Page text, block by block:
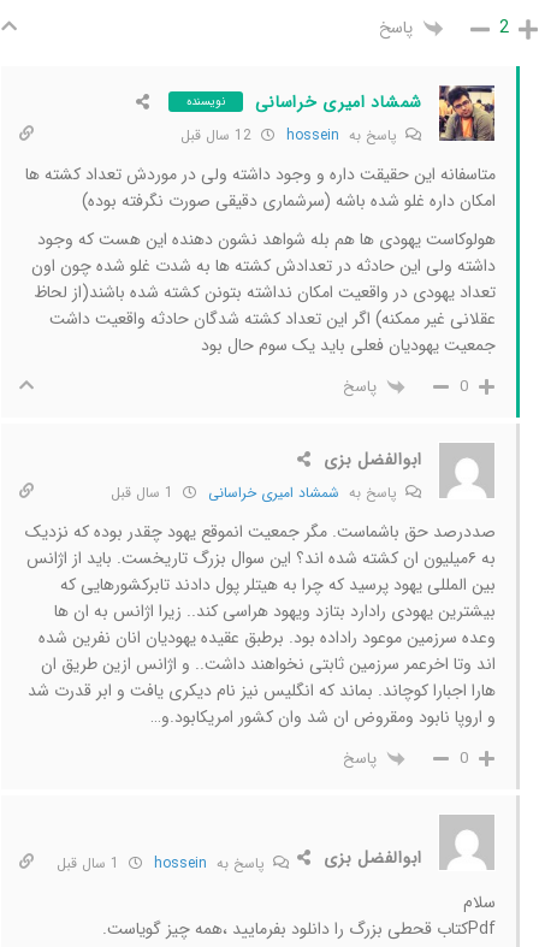
2 پاسخ
شمشاد امیری خراسانی نویسنده
پاسخ به hossein
متاسفانه این حقیقت داره و وجود داشته ولی در موردش تعداد کشته ها
امکان داره غلو شده باشه (سرشماری دقیقی صورت نگرفته بوده)
هولوکاست یهودی ها هم بله شواهد نشون دهنده این هست که وجود
داشته ولی این حادثه در تعدادش کشته ها به شدت غلو شده چون اون
تعداد یهودی در واقعیت امکان نداشته بتونن کشته شده باشند(از لحاظ
عقلانی غیر ممکنه) اگر این تعداد کشته شدگان حادثه واقعیت داشت
جمعیت یهودیان فعلی باید یک سوم حال بود
0 پاسخ
ابوالفضل بزی
پاسخ به شمشاد امیری خراسانی
صددرصد حق باشماست. مگر جمعیت انموقع یهود چقدر بوده که نزدیک
به ۶میلیون ان کشته شده اند؟ این سوال بزرگ تاریخست. باید از اژانس
بین المللی یهود پرسید که چرا به هیتلر پول دادند تابرکشورهایی که
بیشترین یهودی رادارد بتازد ویهود هراسی کند.. زیرا اژانس به ان ها
وعده سرزمین موعود راداده بود. برطبق عقیده یهودیان انان نفرین شده
اند وتا اخرعمر سرزمین ثابتی نخواهند داشت.. و اژانس ازین طریق ان
هارا اجبارا کوچاند. بماند که انگلیس نیز نام دیکری یافت و ابر قدرت شد
و اروپا نابود ومقروض ان شد وان کشور امریکابود.و…
0 پاسخ
ابوالفضل بزی پاسخ به hossein
سلام
Pdfکتاب قحطی بزرگ را دانلود بفرمایید ،همه چیز گویاست.